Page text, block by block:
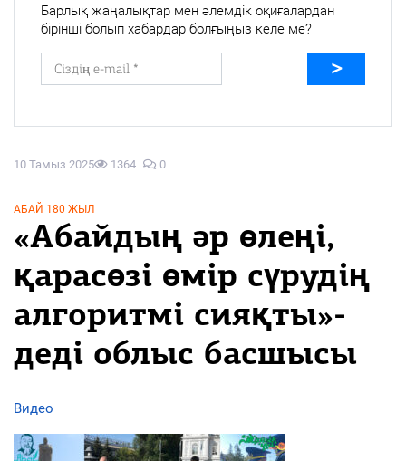
10 Тамыз 2025 1364 0
АБАЙ 180 ЖЫЛ
«Абайдың әр өлеңі,
қарасөзі өмір сүрудің
алгоритмі сияқты»-
деді облыс басшысы
Видео
Барлық жаңалықтар мен әлемдік оқиғалардан
бірінші болып хабардар болғыңыз келе ме?